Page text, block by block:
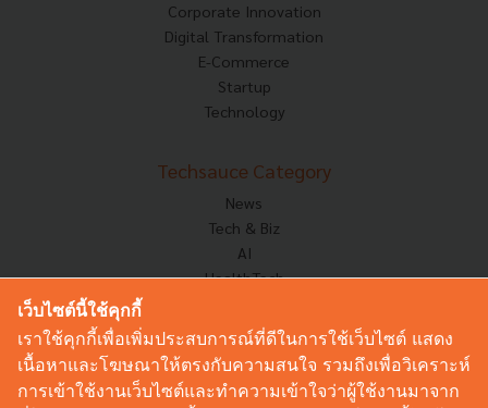
Corporate Innovation
Digital Transformation
E-Commerce
Startup
Technology
Techsauce Category
News
Tech & Biz
AI
HealthTech
Corp Innov
Saucy Thoughts
Sustainable
เว็บไซต์นี้ใช้คุกกี้
เราใช้คุกกี้เพื่อเพิ่มประสบการณ์ที่ดีในการใช้เว็บไซต์ แสดง
เนื้อหาและโฆษณาให้ตรงกับความสนใจ รวมถึงเพื่อวิเคราะห์
การเข้าใช้งานเว็บไซต์และทำความเข้าใจว่าผู้ใช้งานมาจาก